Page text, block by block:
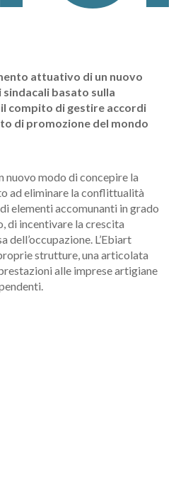
attuativo di un nuovo
basato sulla
compito di gestire accordi
di promozione del mondo
nuovo modo di concepire la
ad eliminare la conflittualità
elementi accomunanti in grado
di incentivare la crescita
dell’occupazione. L’Ebiart
strutture, una articolata
alle imprese artigiane